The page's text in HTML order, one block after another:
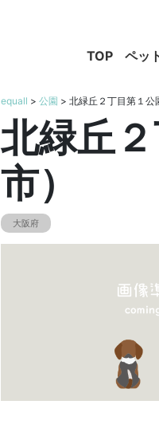
TOP ペッ
equall > 公園 > 北緑丘２丁目第１公
北緑丘
市）
大阪府